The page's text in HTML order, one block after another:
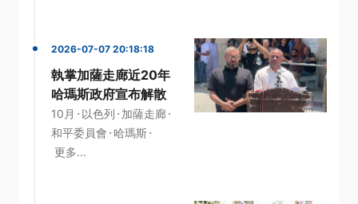
2026-07-07 20:18:18
執掌加薩走廊近20年
哈瑪斯政府宣布解散
10月 · 以色列 · 加薩走廊·
和平委員會 · 哈瑪斯·
更多...